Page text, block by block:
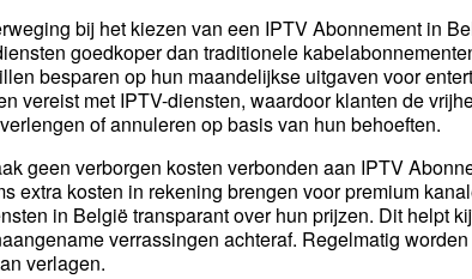
bij het kiezen van een IPTV Abonnement in
goedkoper dan traditionele
besparen op hun maandelijkse uitgaven voor
vereist met IPTV-diensten, waardoor klanten de
of annuleren op basis van hun behoeften.
geen verborgen kosten verbonden aan IPTV
extra kosten in rekening brengen voor premium
in België transparant over hun prijzen. Dit helpt
verrassingen achteraf. Regelmatig
verlagen.